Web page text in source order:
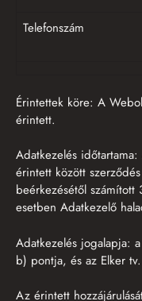
Telefonszám
Érintettek köre: A
érintett.
Adatkezelés
érintett között
beérkezésétől
esetben Adatkezelő
Adatkezelés jogalapja:
b) pontja, és az Elker
Az érintett